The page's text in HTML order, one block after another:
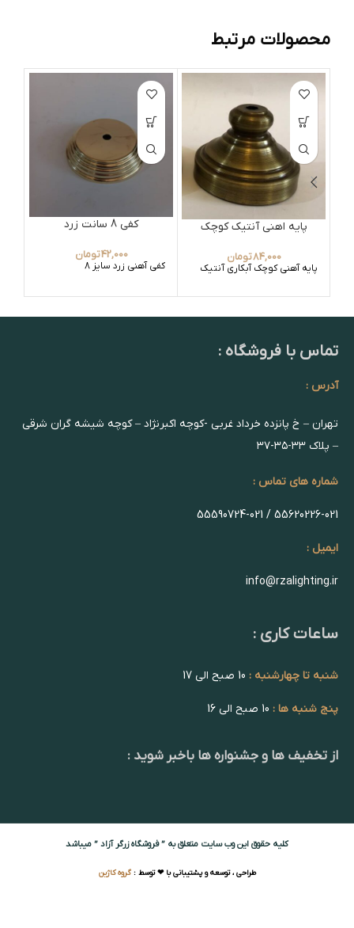
محصولات مرتبط
پایه اهنی آنتیک کوچک
84,000تومان
پایه آهنی کوچک آبکاری آنتیک
کفی 8 سانت زرد
42,000تومان
کفی آهنی زرد سایز 8
تماس با فروشگاه :
آدرس :
تهران – خ پانزده خرداد غربی -کوچه اکبرنژاد – کوچه شیشه گران شرقی
– پلاک ۳۳-۳۵-۳۷
شماره های تماس :
55620226-021 / 55590724-021
ایمیل :
info@rzalighting.ir
ساعات کاری :
شنبه تا چهارشنبه :
پنج شنبه ها :
از تخفیف ها و جشنواره ها باخبر شوید :
کلیه حقوق این وب سایت متعلق به ” فروشگاه زرگر آزاد ” میباشد
طراحی ، توسعه و پشتیبانی با ❤ توسط :گروه کاژین